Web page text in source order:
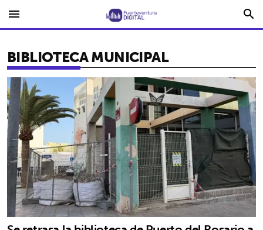
menu search
BIBLIOTECA MUNICIPAL